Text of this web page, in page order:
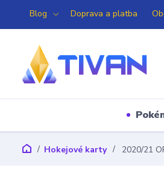
Blog Doprava a platba
Hokejové karty 2020/21